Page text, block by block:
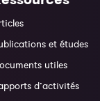
et études
utiles
d’activités